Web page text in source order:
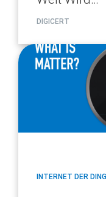
Wirklichkeit
DIGICERT
blog
url
INTERNET DER